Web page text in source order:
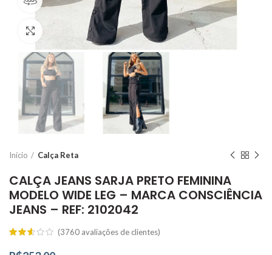
Click to enlarge
Início Calça Reta
CALÇA JEANS SARJA PRETO FEMININA
MODELO WIDE LEG – MARCA CONSCIÊNCIA
JEANS – REF: 2102042
(3760 avaliações de clientes)